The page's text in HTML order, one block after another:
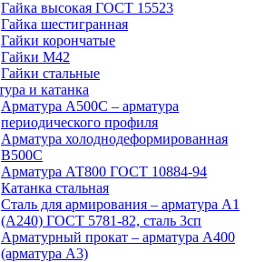
Гайка высокая ГОСТ 15523
Гайка шестигранная
Гайки корончатые
Гайки М42
Гайки стальные
и катанка
Арматура А500С – арматура
периодического профиля
Арматура холоднодеформированная
В500С
Арматура АТ800 ГОСТ 10884-94
Катанка стальная
Сталь для армирования – арматура А1
(А240) ГОСТ 5781-82, сталь 3сп
Арматурный прокат – арматура А400
(арматура А3)